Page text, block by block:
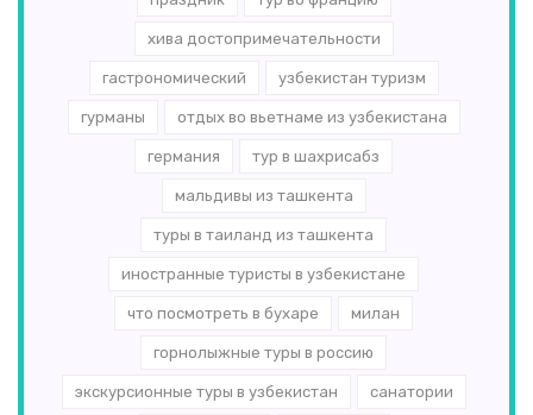
хива достопримечательности
гастрономический узбекистан туризм
гурманы отдых во вьетнаме из узбекистана
германия тур в шахрисабз
мальдивы из ташкента
туры в таиланд из ташкента
иностранные туристы в узбекистане
что посмотреть в бухаре милан
горнолыжные туры в россию
экскурсионные туры в узбекистан санатории